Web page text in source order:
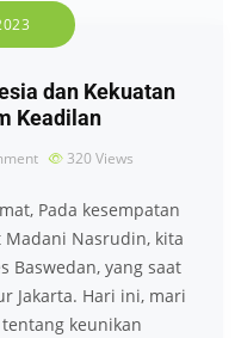
dan Kekuatan
Keadilan
320 Views
Pada kesempatan
Nasrudin, kita
Baswedan, yang saat
Jakarta. Hari ini, mari
keunikan